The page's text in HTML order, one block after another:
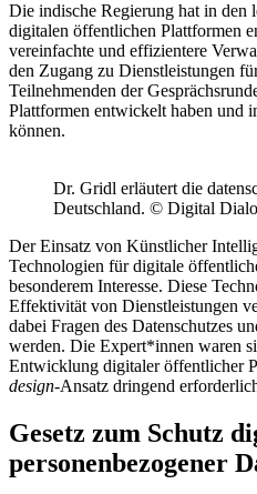
Die indische Regierung hat in den
digitalen öffentlichen Plattformen
vereinfachte und effizientere
den Zugang zu Dienstleistungen
Teilnehmenden der
Plattformen entwickelt haben und
können.
Dr. Gridl erläutert die
Deutschland. © Digital
Der Einsatz von Künstlicher
Technologien für digitale
besonderem Interesse. Diese
Effektivität von Dienstleistungen
dabei Fragen des Datenschutzes
werden. Die Expert*innen waren
Entwicklung digitaler öffentlicher
design-Ansatz dringend
Gesetz zum Schutz
personenbezogener